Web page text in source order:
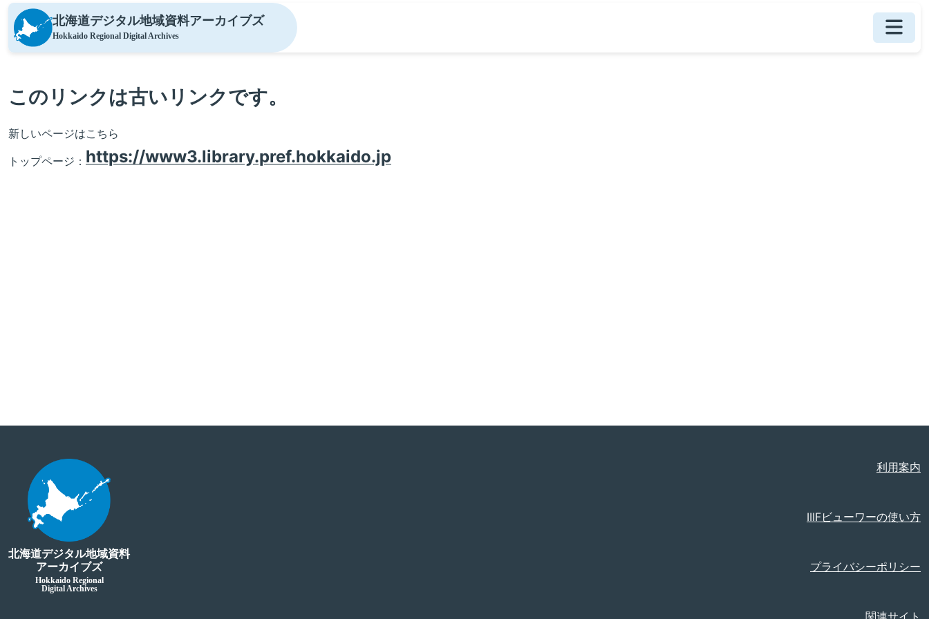
北海道デジタル地域資料アーカイブズ
Hokkaido Regional Digital Archives
このリンクは古いリンクです。
新しいページはこちら
トップページ： https://www3.library.pref.hokkaido.jp
北海道デジタル地域資料
アーカイブズ
Hokkaido Regional
Digital Archives
利用案内
IIIFビューワーの使い方
プライバシーポリシー
関連サイト